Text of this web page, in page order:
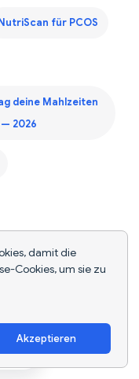
damit die
Cookies, um sie zu
Akzeptieren
NutriScan für PCOS
deine Mahlzeiten
2026